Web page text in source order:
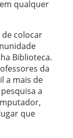
qualquer
de colocar
Biblioteca.
da
a mais de
a
que